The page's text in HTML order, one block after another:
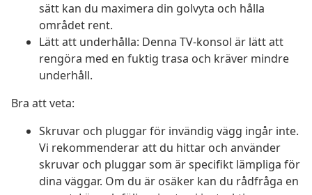
sätt kan du maximera din golvyta och hålla
området rent.
Lätt att underhålla: Denna TV-konsol är lätt att
rengöra med en fuktig trasa och kräver mindre
underhåll.
Bra att veta:
Skruvar och pluggar för invändig vägg ingår inte.
Vi rekommenderar att du hittar och använder
skruvar och pluggar som är specifikt lämpliga för
dina väggar. Om du är osäker kan du rådfråga en